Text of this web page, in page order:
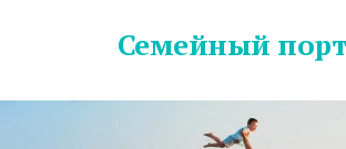
Семейный